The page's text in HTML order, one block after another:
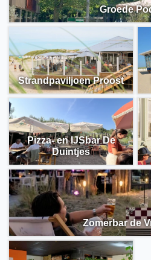
Groede
Strandpaviljoen Proost
Pizza- en IJSbar De
Duintjes
Zomerbar de